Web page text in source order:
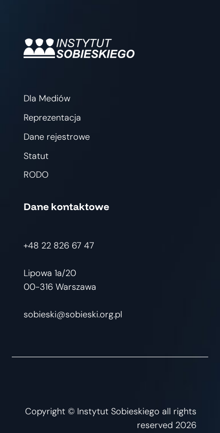
Dla Mediów
Reprezentacja
Dane rejestrowe
Statut
RODO
Dane kontaktowe
+48 22 826 67 47
Lipowa 1a/20
00-316 Warszawa
sobieski@sobieski.org.pl
Copyright © Instytut Sobieskiego all rights
reserved 2026